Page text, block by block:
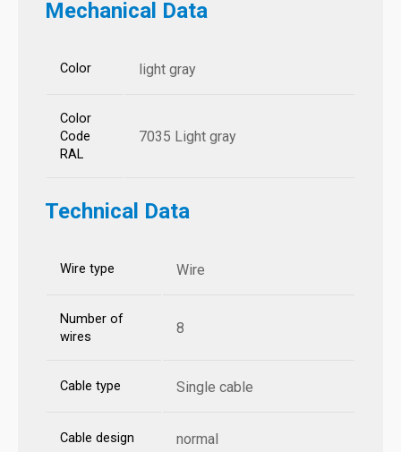
Mechanical Data
Color light gray
Color
Code
RAL
7035 Light gray
Technical Data
Wire type Wire
Number of
wires
8
Cable type Single cable
Cable design normal